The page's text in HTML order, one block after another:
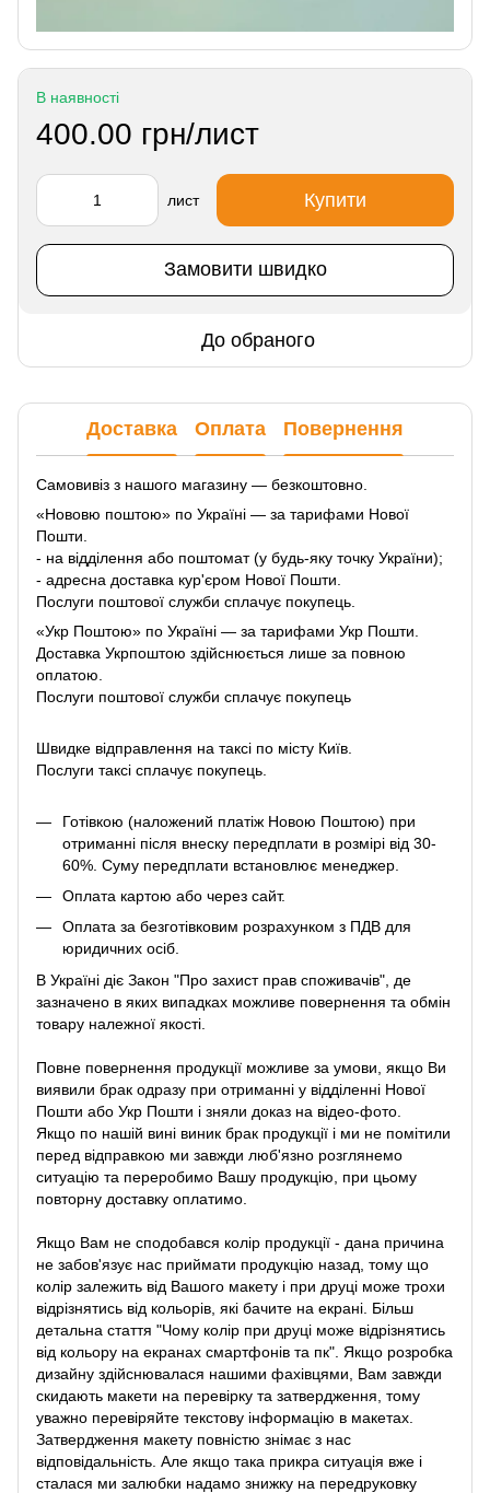
В наявності
400.00 грн/лист
лист Купити
Замовити швидко
До обраного
Доставка Оплата Повернення
Самовивіз з нашого магазину — безкоштовно.
«Нововю поштою» по Україні — за тарифами Нової
Пошти.
- на відділення або поштомат (у будь-яку точку України);
- адресна доставка кур'єром Нової Пошти.
Послуги поштової служби сплачує покупець.
«Укр Поштою» по Україні — за тарифами Укр Пошти.
Доставка Укрпоштою здійснюється лише за повною
оплатою.
Послуги поштової служби сплачує покупець
Швидке відправлення на таксі по місту Київ.
Послуги таксі сплачує покупець.
Готівкою (наложений платіж Новою Поштою) при
отриманні після внеску передплати в розмірі від 30-
60%. Суму передплати встановлює менеджер.
Оплата картою або через сайт.
Оплата за безготівковим розрахунком з ПДВ для
юридичних осіб.
В Україні діє Закон "Про захист прав споживачів" , де
зазначено в яких випадках можливе повернення та обмін
товару належної якості.
Повне повернення продукції можливе за умови, якщо Ви
виявили брак одразу при отриманні у відділенні Нової
Пошти або Укр Пошти і зняли доказ на відео-фото.
Якщо по нашій вині виник брак продукції і ми не помітили
перед відправкою ми завжди люб'язно розглянемо
ситуацію та переробимо Вашу продукцію, при цьому
повторну доставку оплатимо.
Якщо Вам не сподобався колір продукції - дана причина
не забов'язує нас приймати продукцію назад, тому що
колір залежить від Вашого макету і при друці може трохи
відрізнятись від кольорів, які бачите на екрані. Більш
детальна стаття "Чому колір при друці може відрізнятись
від кольору на екранах смартфонів та пк". Якщо розробка
дизайну здійснювалася нашими фахівцями, Вам завжди
скидають макети на перевірку та затвердження, тому
уважно перевіряйте текстову інформацію в макетах.
Затвердження макету повністю знімає з нас
відповідальність. Але якщо така прикра ситуація вже і
сталася ми залюбки надамо знижку на передруковку